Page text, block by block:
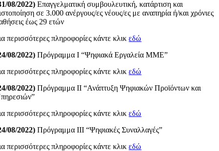
08/2022) Eπαγγελματική συμβουλευτική, κατάρτιση και
σε 3.000 ανέργους/ες νέους/ες με αναπηρία ή/και χρόνιες
έως 29 ετών
περισσότερες πληροφορίες κάντε κλικεδώ
08/2022) Πρόγραμμα Ι “Ψηφιακά Εργαλεία ΜΜΕ”
περισσότερες πληροφορίες κάντε κλικεδώ
08/2022) Πρόγραμμα ΙΙ “Ανάπτυξη Ψηφιακών Προϊόντων και
περισσότερες πληροφορίες κάντε κλικεδώ
08/2022) Πρόγραμμα ΙΙΙ “Ψηφιακές Συναλλαγές”
περισσότερες πληροφορίες κάντε κλικεδώ